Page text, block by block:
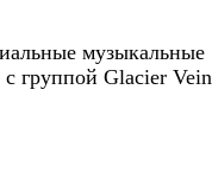
музыкальные
группой Glacier